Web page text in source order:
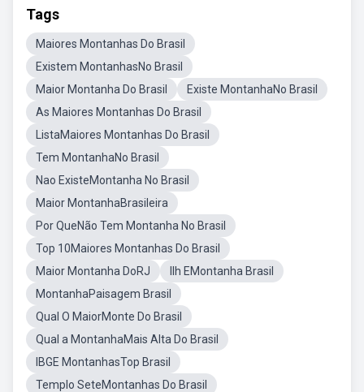
Tags
Maiores Montanhas Do Brasil
Existem MontanhasNo Brasil
Maior Montanha Do Brasil
Existe MontanhaNo Brasil
As Maiores Montanhas Do Brasil
ListaMaiores Montanhas Do Brasil
Tem MontanhaNo Brasil
Nao ExisteMontanha No Brasil
Maior MontanhaBrasileira
Por QueNão Tem Montanha No Brasil
Top 10Maiores Montanhas Do Brasil
Maior Montanha DoRJ
Ilh EMontanha Brasil
MontanhaPaisagem Brasil
Qual O MaiorMonte Do Brasil
Qual a MontanhaMais Alta Do Brasil
IBGE MontanhasTop Brasil
Templo SeteMontanhas Do Brasil